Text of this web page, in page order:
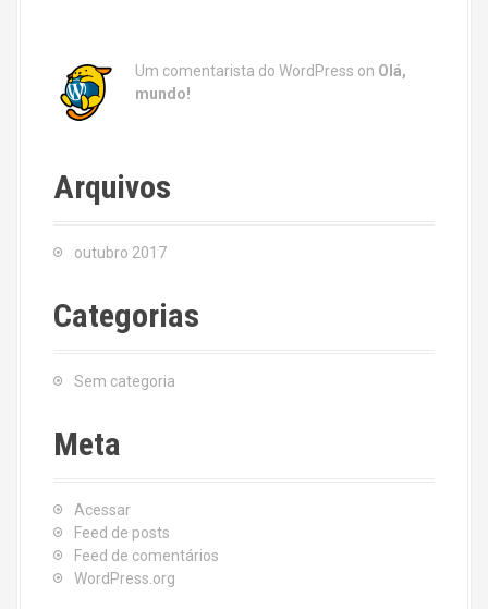
Um comentarista do WordPress on Olá,
mundo!
Arquivos
outubro 2017
Categorias
Sem categoria
Meta
Acessar
Feed de posts
Feed de comentários
WordPress.org